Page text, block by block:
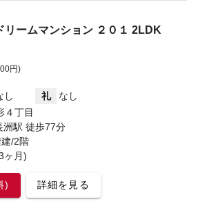
リームマンション ２０１ 2LDK
円)
し 礼
なし
４丁目
洲駅 徒歩77分
/2階
ヶ月)
) 詳細を見る